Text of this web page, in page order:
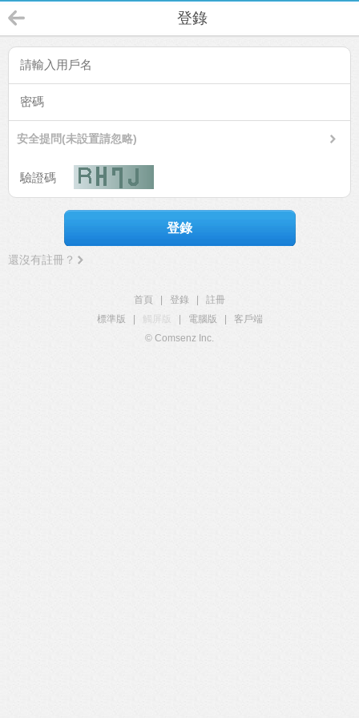
登錄
安全提問(未設置請忽略)
登錄
還沒有註冊？
首頁 登錄
註冊
標準版
觸屏版 電腦版
客戶端
© Comsenz Inc.